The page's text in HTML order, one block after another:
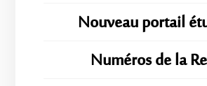
Nouveau portail
Numéros de la